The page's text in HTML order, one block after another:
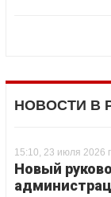
НОВОСТИ В
15:10, 23 июля 2026
Новый